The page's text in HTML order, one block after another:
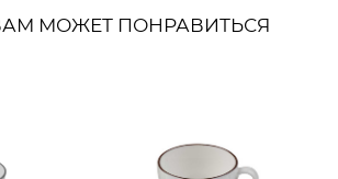
МОЖЕТ ПОНРАВИТЬСЯ